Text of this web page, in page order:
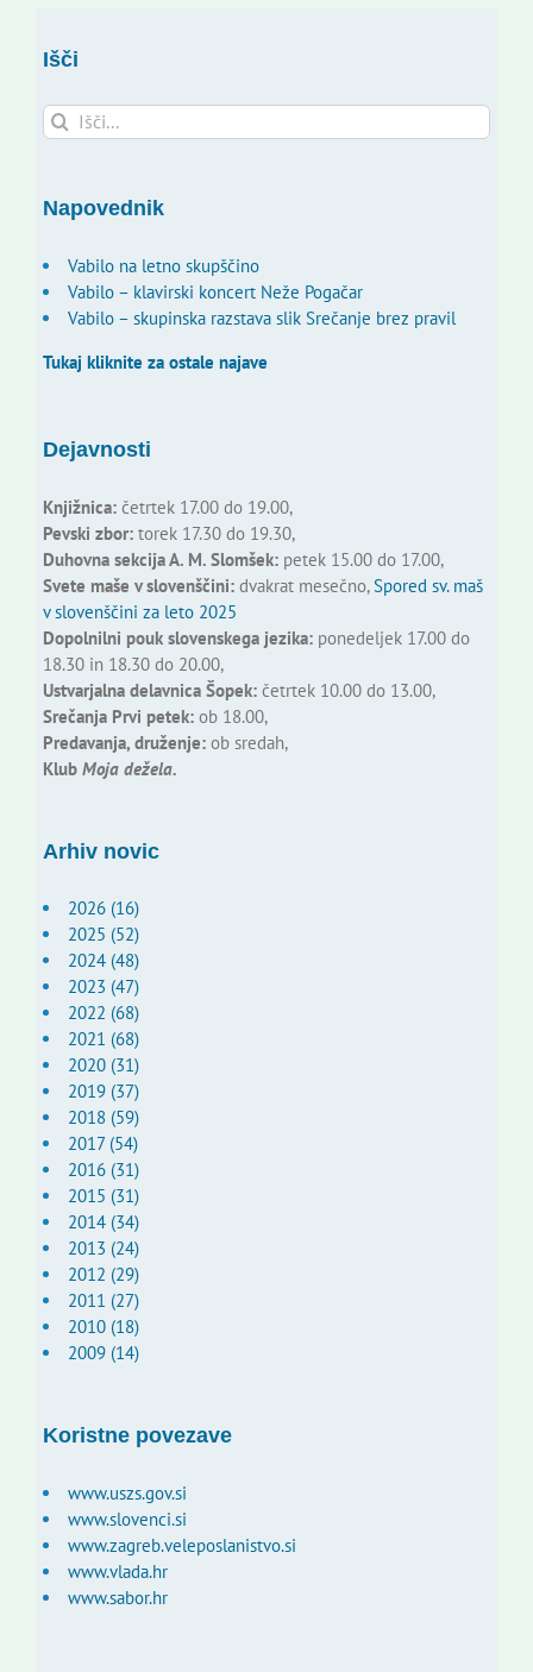
Išči
Search
for:
Napovednik
Vabilo na letno skupščino
Vabilo – klavirski koncert Neže Pogačar
Vabilo – skupinska razstava slik Srečanje brez pravil
Tukaj kliknite za ostale najave
Dejavnosti
Knjižnica:četrtek 17.00 do 19.00,
Pevski zbor:torek 17.30 do 19.30,
Duhovna sekcija A. M. Slomšek:petek 15.00 do 17.00,
Svete maše v slovenščini:dvakrat mesečno,Spored sv. maš
v slovenščini za leto 2025
Dopolnilni pouk slovenskega jezika:ponedeljek 17.00 do
18.30 in 18.30 do 20.00,
Ustvarjalna delavnica Šopek:četrtek 10.00 do 13.00,
Srečanja Prvi petek:ob 18.00,
Predavanja, druženje:ob sredah,
Klub Moja dežela.
Arhiv novic
2026 (16)
2025 (52)
2024 (48)
2023 (47)
2022 (68)
2021 (68)
2020 (31)
2019 (37)
2018 (59)
2017 (54)
2016 (31)
2015 (31)
2014 (34)
2013 (24)
2012 (29)
2011 (27)
2010 (18)
2009 (14)
Koristne povezave
www.uszs.gov.si
www.slovenci.si
www.zagreb.veleposlanistvo.si
www.vlada.hr
www.sabor.hr